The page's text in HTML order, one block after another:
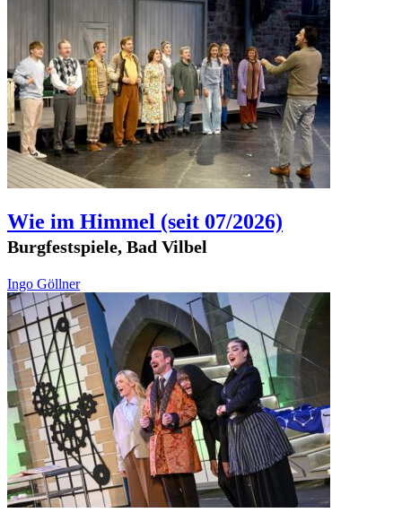
Wie im Himmel (seit 07/2026)
Burgfestspiele, Bad Vilbel
Ingo Göllner